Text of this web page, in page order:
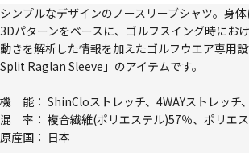
シンプルなデザインのノースリーブシャツ。身
3Dパターンをベースに、ゴルフスイング時にお
動きを解析した情報を加えたゴルフウエア専用
Split Raglan Sleeve」のアイテムです。
機 能： ShinCloストレッチ、4WAYストレッチ
混 率： 複合繊維(ポリエステル)57％、ポリエ
原産国： 日本